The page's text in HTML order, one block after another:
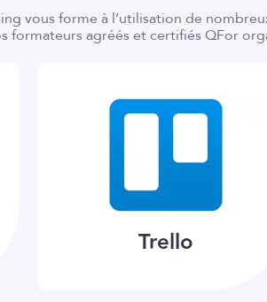
vous forme à l’utilisation de
formateurs agréés et certifiés QFor
Trello